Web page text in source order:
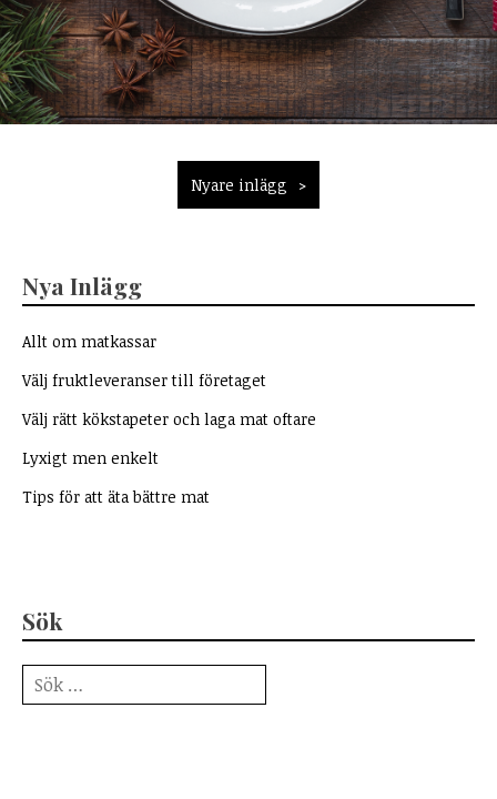
InläggsnavigeringNyare inlägg
Nya Inlägg
Allt om matkassar
Välj fruktleveranser till företaget
Välj rätt kökstapeter och laga mat oftare
Lyxigt men enkelt
Tips för att äta bättre mat
Sök
Sök
efter: